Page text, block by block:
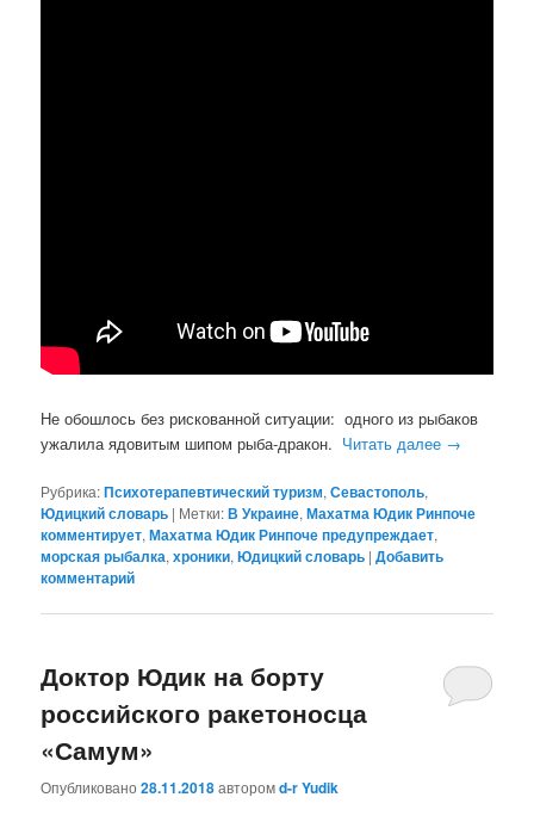
Не обошлось без рискованной ситуации: одного из рыбаков
ужалила ядовитым шипом рыба-дракон. Читать далее →
Рубрика:Психотерапевтический туризм,Севастополь,
Юдицкий словарь | Метки:В Украине,Махатма Юдик Ринпоче
комментирует,Махатма Юдик Ринпоче предупреждает,
морская рыбалка,хроники,Юдицкий словарь |Добавить
комментарий
Доктор Юдик на борту
российского ракетоносца
«Самум»
Опубликовано28.11.2018авторомd-r Yudik